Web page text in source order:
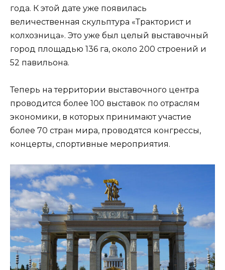
года. К этой дате уже появилась
величественная скульптура «Тракторист и
колхозница». Это уже был целый выставочный
город площадью 136 га, около 200 строений и
52 павильона.
Теперь на территории выставочного центра
проводится более 100 выставок по отраслям
экономики, в которых принимают участие
более 70 стран мира, проводятся конгрессы,
концерты, спортивные мероприятия.